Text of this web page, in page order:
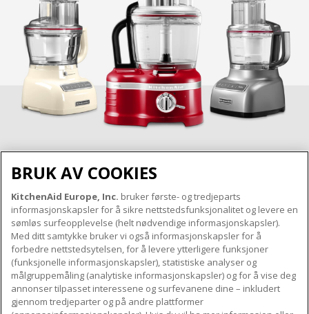
OM KITCHENAID
Merkets kjerne
Merkehistorie
ODR
VÅRE PRODUKTER
Små apparater
Produkttilbehør
KUNDESERVICE
Finn et servicesenter nær deg
FØLG OSS
BRUK AV COOKIES
KitchenAid Europe, Inc. bruker første- og tredjeparts
informasjonskapsler for å sikre nettstedsfunksjonalitet og levere en
sømløs surfeopplevelse (helt nødvendige informasjonskapsler).
Med ditt samtykke bruker vi også informasjonskapsler for å
forbedre nettstedsytelsen, for å levere ytterligere funksjoner
(funksjonelle informasjonskapsler), statistiske analyser og
målgruppemåling (analytiske informasjonskapsler) og for å vise deg
annonser tilpasset interessene og surfevanene dine – inkludert
gjennom tredjeparter og på andre plattformer